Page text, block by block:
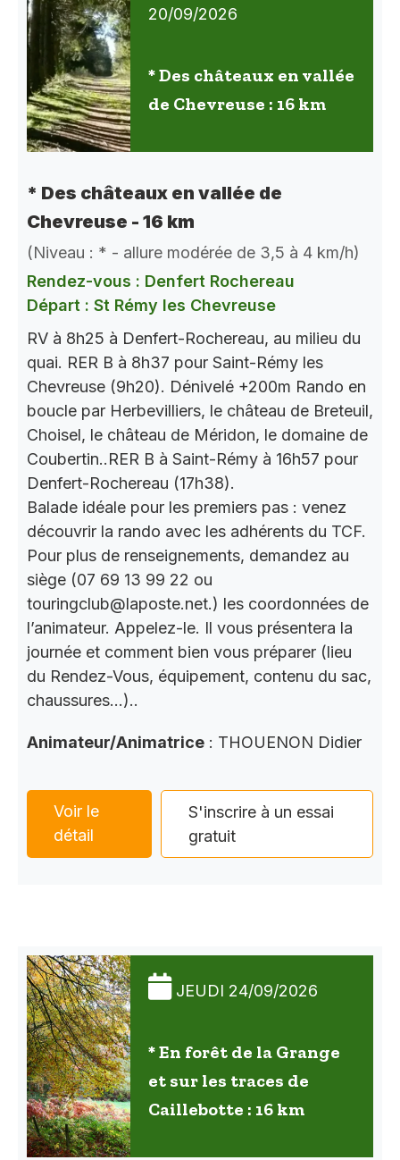
20/09/2026
* Des châteaux en vallée
de Chevreuse : 16 km
* Des châteaux en vallée de
Chevreuse - 16 km
(Niveau : * - allure modérée de 3,5 à 4 km/h)
Rendez-vous : Denfert Rochereau
Départ : St Rémy les Chevreuse
RV à 8h25 à Denfert-Rochereau, au milieu du
quai. RER B à 8h37 pour Saint-Rémy les
Chevreuse (9h20). Dénivelé +200m Rando en
boucle par Herbevilliers, le château de Breteuil,
Choisel, le château de Méridon, le domaine de
Coubertin..RER B à Saint-Rémy à 16h57 pour
Denfert-Rochereau (17h38).
Balade idéale pour les premiers pas : venez
découvrir la rando avec les adhérents du TCF.
Pour plus de renseignements, demandez au
siège (07 69 13 99 22 ou
touringclub@laposte.net.) les coordonnées de
l’animateur. Appelez-le. Il vous présentera la
journée et comment bien vous préparer (lieu
du Rendez-Vous, équipement, contenu du sac,
chaussures…)..
Animateur/Animatrice : THOUENON Didier
Voir le
détail
S'inscrire à un essai
gratuit
JEUDI 24/09/2026
* En forêt de la Grange
et sur les traces de
Caillebotte : 16 km